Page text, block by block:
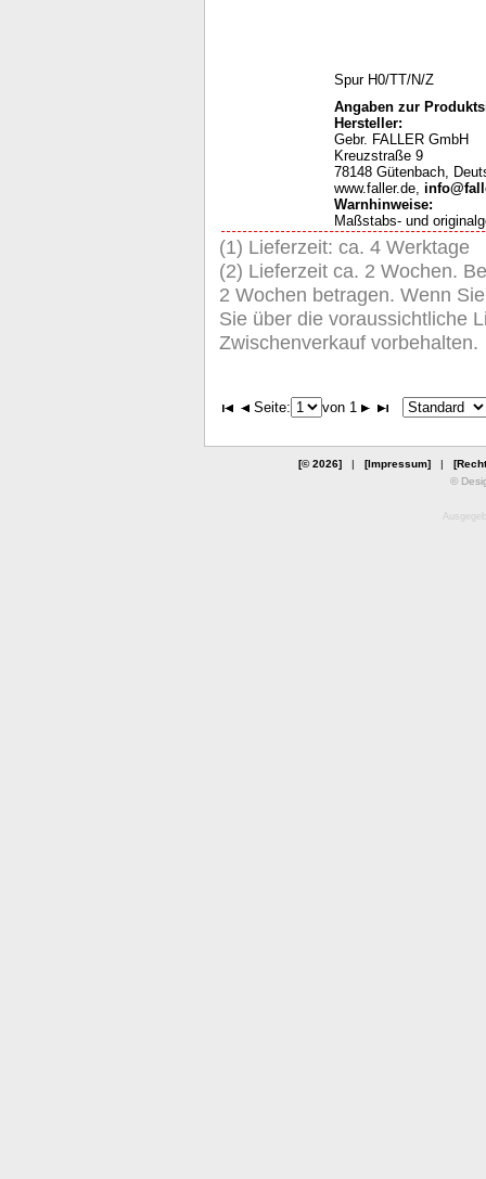
Spur H0/TT/N/Z
Angaben zur
Hersteller:
Gebr. FALLER GmbH
Kreuzstraße 9
78148 Gütenbach,
www.faller.de,
Warnhinweise:
Maßstabs- und
(1) Lieferzeit: ca. 4 Werktage
(2) Lieferzeit ca. 2 Wochen.
2 Wochen betragen. Wenn
Sie über die voraussichtliche
Zwischenverkauf vorbehalten.
Seite: von 1
[© 2026]| [Impressum]|
©